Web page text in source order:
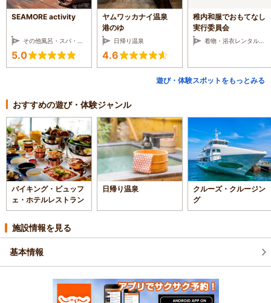
SEAMORE activity
5.0
ヤムワッカナイ温泉
港のゆ
日帰り温泉
4.6
稚内和服でおもてなし
実行委員会
遊び・体験スポットをもっとみる
おすすめの遊び・体験ジャンル
バイキング・ビュッフ
ェ・ホテルレストラン
日帰り温泉
クルーズ・クルージン
グ
施設情報を見る
基本情報